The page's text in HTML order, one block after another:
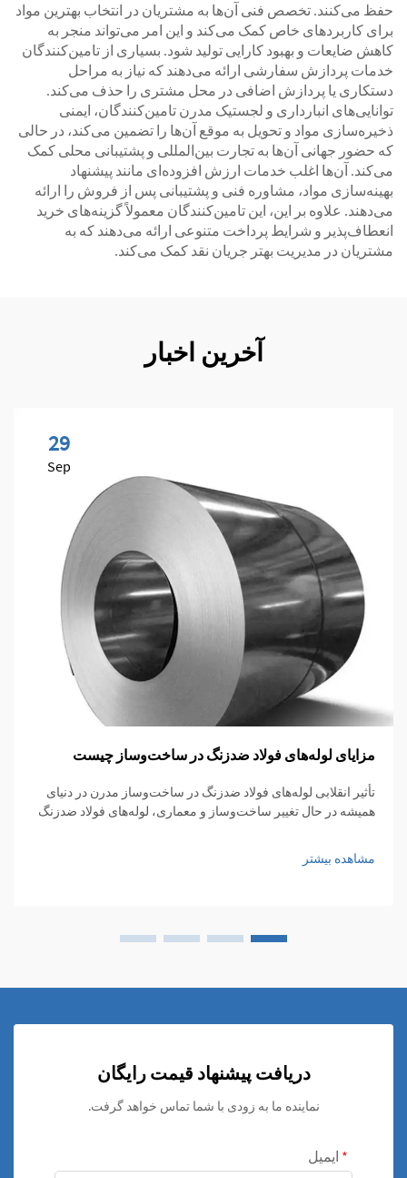
حفظ می‌کنند. تخصص فنی آن‌ها به مشتریان در انتخاب بهترین مواد
برای کاربردهای خاص کمک می‌کند و این امر می‌تواند منجر به
کاهش ضایعات و بهبود کارایی تولید شود. بسیاری از تامین‌کنندگان
خدمات پردازش سفارشی ارائه می‌دهند که نیاز به مراحل
دستکاری یا پردازش اضافی در محل مشتری را حذف می‌کند.
توانایی‌های انبارداری و لجستیک مدرن تامین‌کنندگان، ایمنی
ذخیره‌سازی مواد و تحویل به موقع آن‌ها را تضمین می‌کند، در حالی
که حضور جهانی آن‌ها به تجارت بین‌المللی و پشتیبانی محلی کمک
می‌کند. آن‌ها اغلب خدمات ارزش افزوده‌ای مانند پیشنهاد
بهینه‌سازی مواد، مشاوره فنی و پشتیبانی پس از فروش را ارائه
می‌دهند. علاوه بر این، این تامین‌کنندگان معمولاً گزینه‌های خرید
انعطاف‌پذیر و شرایط پرداخت متنوعی ارائه می‌دهند که به
مشتریان در مدیریت بهتر جریان نقد کمک می‌کند.
آخرین اخبار
29
Sep
مزایای لوله‌های فولاد ضدزنگ در ساخت‌وساز چیست
تأثیر انقلابی لوله‌های فولاد ضدزنگ در ساخت‌وساز مدرن در دنیای
همیشه در حال تغییر ساخت‌وساز و معماری، لوله‌های فولاد ضدزنگ
و زیبایی بصری را با هم ترکیب می‌کنند...
مشاهده بیشتر
دریافت پیشنهاد قیمت رایگان
نماینده ما به زودی با شما تماس خواهد گرفت.
ایمیل